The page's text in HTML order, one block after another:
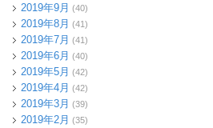
2019年9月 (40)
2019年8月 (41)
2019年7月 (41)
2019年6月 (40)
2019年5月 (42)
2019年4月 (42)
2019年3月 (39)
2019年2月 (35)